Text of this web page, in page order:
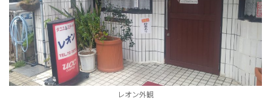
レオン外観